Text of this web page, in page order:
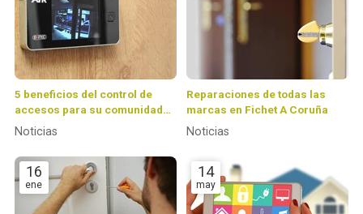
5 beneficios del control de
accesos para su comunidad
de vecinos
Noticias
Reparaciones de todas las
marcas en Fichet A Coruña
Noticias
16
ene
14
may